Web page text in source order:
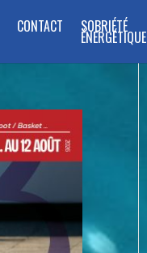
CONTACT SOBRIÉTÉ
ÉNERGÉTIQUE